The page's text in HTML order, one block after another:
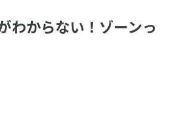
わからない！ゾーンっ